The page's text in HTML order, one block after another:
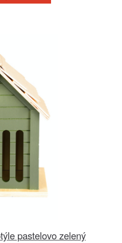
pastelovo zelený